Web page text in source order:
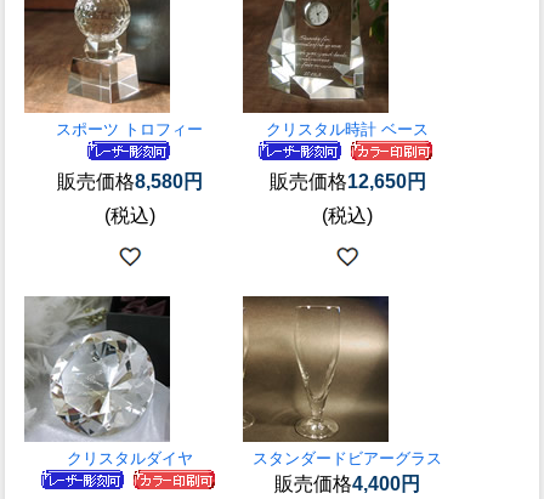
スポーツ トロフィー
販売価格8,580円
(税込)
クリスタル時計 ベース
販売価格12,650円
(税込)
クリスタルダイヤ スタンダードビアーグラス
販売価格4,400円